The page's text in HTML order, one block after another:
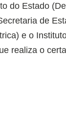
do Estado
de
e o
realiza o